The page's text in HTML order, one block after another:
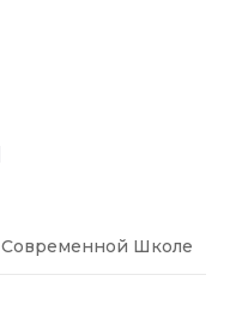
Современной Школе